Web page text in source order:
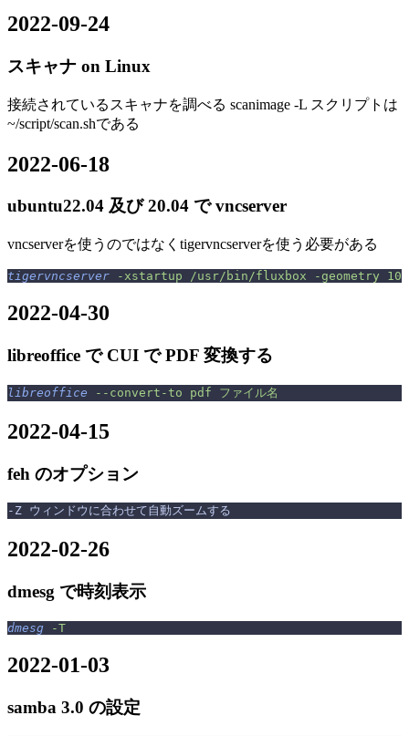
2022-09-24
スキャナ on Linux
接続されているスキャナを調べる scanimage -L スクリプトは
~/script/scan.shである
2022-06-18
ubuntu22.04 及び 20.04 で vncserver
vncserverを使うのではなくtigervncserverを使う必要がある
tigervncserver -xstartup /usr/bin/fluxbox -geometry
2022-04-30
libreoffice で CUI で PDF 変換する
libreoffice --convert-to pdf ファイル名
2022-04-15
feh のオプション
-Z ウィンドウに合わせて自動ズームする
2022-02-26
dmesg で時刻表示
dmesg -T
2022-01-03
samba 3.0 の設定